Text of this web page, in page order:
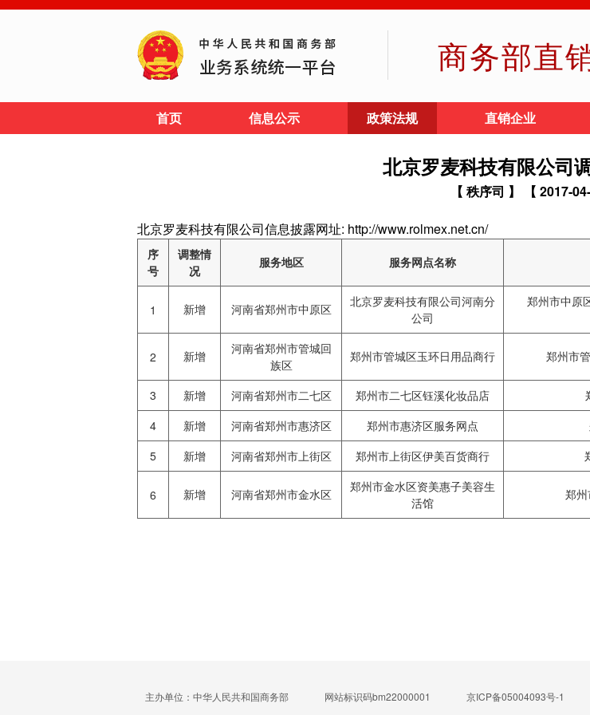
商务部直
首页 信息公示 政策法规 直销企业
北京罗麦科技有限公司
【 秩序司 】 【 2017-
北京罗麦科技有限公司信息披露网址: http://www.rolmex.net.cn/
序
号
调整情
况
服务地区 服务网点名称
1 新增 河南省郑州市中原区
北京罗麦科技有限公司河南分
公司
郑州市中原
2 新增
河南省郑州市管城回
族区
郑州市管城区玉环日用品商行 郑州市
3 新增 河南省郑州市二七区 郑州市二七区钰溪化妆品店
4
新增 河南省郑州市惠济区 郑州市惠济区服务网点
5
新增 河南省郑州市上街区 郑州市上街区伊美百货商行
6 新增 河南省郑州市金水区
郑州市金水区资美惠子美容生
活馆
郑
主办单位：中华人民共和国商务部 网站标识码bm22000001 京ICP备05004093号-1